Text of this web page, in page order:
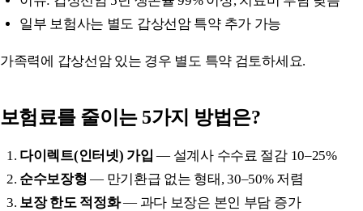
일부 보험사는 별도 갑상선암 특약 추가 가능
가족력에 갑상선암 있는 경우 별도 특약 검토하세요.
보험료를 줄이는 5가지 방법은?
다이렉트(인터넷) 가입 — 설계사 수수료 절감 10–25%
순수보장형 — 만기환급 없는 형태, 30–50% 저렴
보장 한도 적정화— 과다 보장은 본인 부담 증가